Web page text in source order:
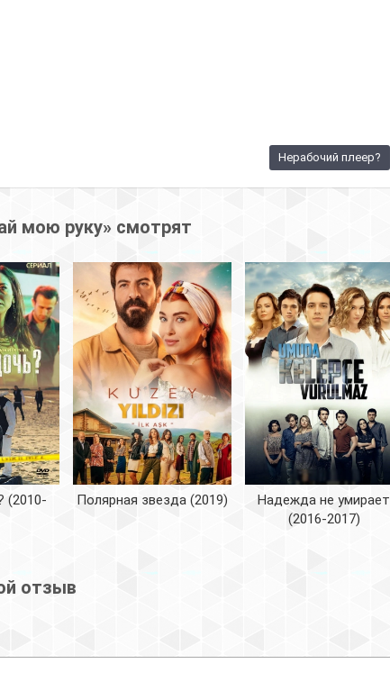
Нерабочий плеер?
мою руку» смотрят
(2010-
Полярная звезда (2019)
Надежда не умирает
(2016-2017)
отзыв